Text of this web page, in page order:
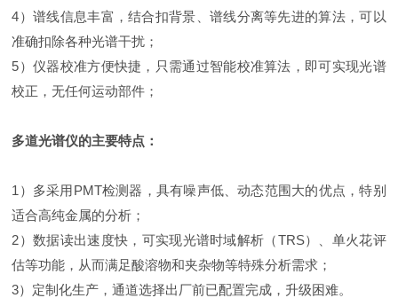
4）谱线信息丰富，结合扣背景、谱线分离等先进的算法，可以
准确扣除各种光谱干扰；
5）仪器校准方便快捷，只需通过智能校准算法，即可实现光谱
校正，无任何运动部件；
多道光谱仪的主要特点：
1）多采用PMT检测器，具有噪声低、动态范围大的优点，特别
适合高纯金属的分析；
2）数据读出速度快，可实现光谱时域解析（TRS）、单火花评
估等功能，从而满足酸溶物和夹杂物等特殊分析需求；
3）定制化生产，通道选择出厂前已配置完成，升级困难。